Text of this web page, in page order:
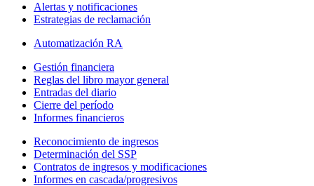
Alertas y notificaciones
Estrategias de reclamación
Automatización RA
Gestión financiera
Reglas del libro mayor general
Entradas del diario
Cierre del período
Informes financieros
Reconocimiento de ingresos
Determinación del SSP
Contratos de ingresos y modificaciones
Informes en cascada/progresivos